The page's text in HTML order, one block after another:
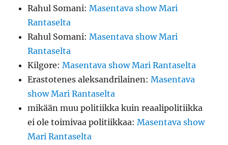
Rahul Somani:Masentava show Mari
Rantaselta
Rahul Somani:Masentava show Mari
Rantaselta
Kilgore:Masentava show Mari Rantaselta
Erastotenes aleksandrilainen:Masentava
show Mari Rantaselta
mikään muu politiikka kuin reaalipolitiikka
ei ole toimivaa politiikkaa:Masentava show
Mari Rantaselta